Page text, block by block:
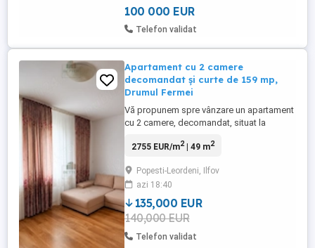
jos pana la primaria Constanta 17 ...
100 000 EUR
Telefon validat
Apartament cu 2 camere
decomandat și curte de 159 mp,
Drumul Fermei
Vă propunem spre vânzare un apartament
cu 2 camere, decomandat, situat la
P+4E, construit în anul 2015. Proprietatea
Popești-Leordeni. Apartamentul are o
suprafață utilă de 49 mp și beneficiază de
o curte generoasă de 159 ...
2755 EUR/m2| 49 m2
Popesti-Leordeni, Ilfov
azi 18:40
135,000 EUR
140,000 EUR
Telefon validat